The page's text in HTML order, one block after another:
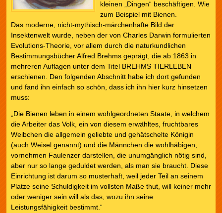
kleinen „Dingen“ beschäftigen. Wie
zum Beispiel mit Bienen.
Das moderne, nicht-mythisch-märchenhafte Bild der
Insektenwelt wurde, neben der von Charles Darwin formulierten
Evolutions-Theorie, vor allem durch die naturkundlichen
Bestimmungsbücher Alfred Brehms geprägt, die ab 1863 in
mehreren Auflagen unter dem Titel BREHMS TIERLEBEN
erschienen. Den folgenden Abschnitt habe ich dort gefunden
und fand ihn einfach so schön, dass ich ihn hier kurz hinsetzen
muss:
„Die Bienen leben in einem wohlgeordneten Staate, in welchem
die Arbeiter das Volk, ein von diesem erwähltes, fruchtbares
Weibchen die allgemein geliebte und gehätschelte Königin
(auch Weisel genannt) und die Männchen die wohlhäbigen,
vornehmen Faulenzer darstellen, die unumgänglich nötig sind,
aber nur so lange geduldet werden, als man sie braucht. Diese
Einrichtung ist darum so musterhaft, weil jeder Teil an seinem
Platze seine Schuldigkeit im vollsten Maße thut, will keiner mehr
oder weniger sein will als das, wozu ihn seine
Leistungsfähigkeit bestimmt.“